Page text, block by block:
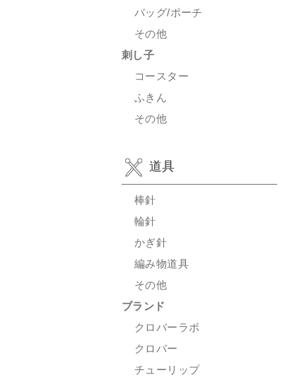
バッグ/ポーチ
その他
刺し子
コースター
ふきん
その他
道具
棒針
輪針
かぎ針
編み物道具
その他
ブランド
クロバーラボ
クロバー
チューリップ